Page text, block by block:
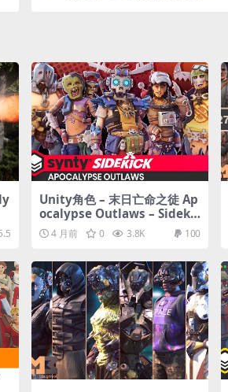
Unity角色 – 末日亡命之徒 Ap
ocalypse Outlaws – Sidekic
k Modular Characters
4 月前 0 3.8K 100